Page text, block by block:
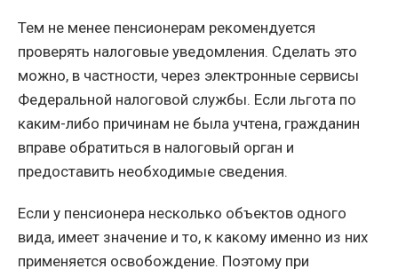
Тем не менее пенсионерам рекомендуется
проверять налоговые уведомления. Сделать это
можно, в частности, через электронные сервисы
Федеральной налоговой службы. Если льгота по
каким-либо причинам не была учтена, гражданин
вправе обратиться в налоговый орган и
предоставить необходимые сведения.
Если у пенсионера несколько объектов одного
вида, имеет значение и то, к какому именно из них
применяется освобождение. Поэтому при